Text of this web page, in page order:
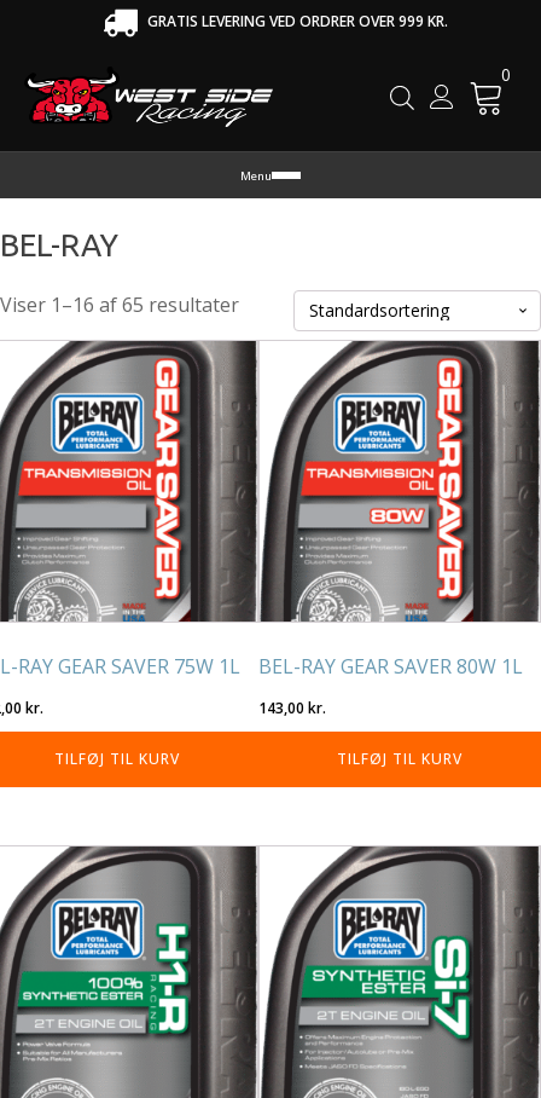
GRATIS LEVERING VED ORDRER OVER 999 KR.
0
Menu
BEL-RAY
Viser 1–16 af 65 resultater
RAY GEAR SAVER 75W 1L
kr.
TILFØJ TIL KURV
BEL-RAY GEAR SAVER 80W 1L
143,00kr.
TILFØJ TIL KURV